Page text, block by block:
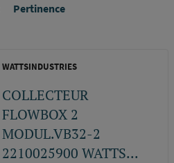
Pertinence
WATTSINDUSTRIES
COLLECTEUR
FLOWBOX 2
MODUL.VB32-2
2210025900 WATTS...